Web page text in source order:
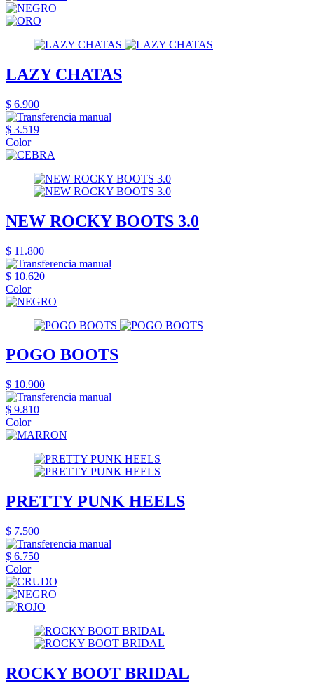
LAZY CHATAS
$ 6.900
$ 3.519
Color
NEW ROCKY BOOTS 3.0
$ 11.800
$ 10.620
Color
POGO BOOTS
$ 10.900
$ 9.810
Color
PRETTY PUNK HEELS
$ 7.500
$ 6.750
Color
ROCKY BOOT BRIDAL